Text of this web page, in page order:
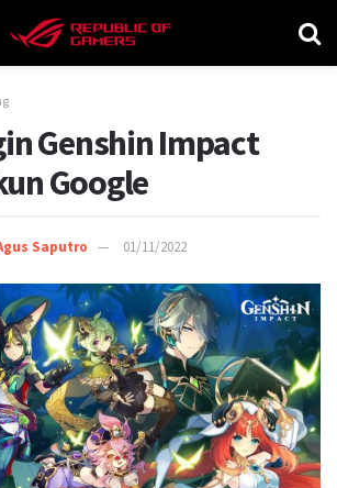
Genshin Impact
Google
Saputro 01/11/2022